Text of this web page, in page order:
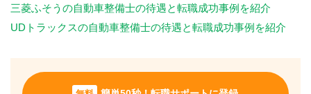
三菱ふそうの自動車整備士の待遇と転職成功事例を紹介
UDトラックスの自動車整備士の待遇と転職成功事例を紹介